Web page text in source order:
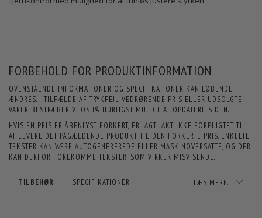
FORBEHOLD FOR PRODUKTINFORMATION
OVENSTÅENDE INFORMATIONER OG SPECIFIKATIONER KAN LØBENDE
ÆNDRES. I TILFÆLDE AF TRYKFEJL VEDRØRENDE PRIS ELLER UDSOLGTE
VARER BESTRÆBER VI OS PÅ HURTIGST MULIGT AT OPDATERE SIDEN.
HVIS EN PRIS ER ÅBENLYST FORKERT, ER JAGT-JAKT IKKE FORPLIGTET TIL
AT LEVERE DET PÅGÆLDENDE PRODUKT TIL DEN FORKERTE PRIS. ENKELTE
TEKSTER KAN VÆRE AUTOGENEREREDE ELLER MASKINOVERSATTE, OG DER
KAN DERFOR FOREKOMME TEKSTER, SOM VIRKER MISVISENDE.
LÆS MERE...
TILBEHØR SPECIFIKATIONER